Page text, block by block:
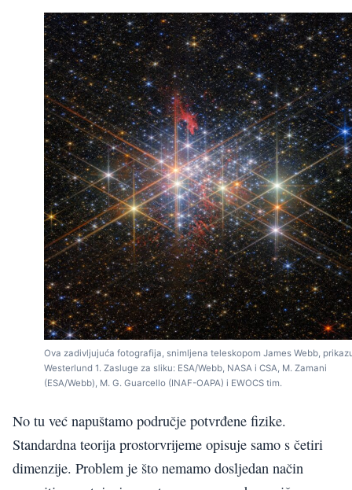
Ova zadivljujuća fotografija, snimljena teleskopom James Webb,
Westerlund 1. Zasluge za sliku: ESA/Webb, NASA i CSA, M. Zamani
(ESA/Webb), M. G. Guarcello (INAF-OAPA) i EWOCS tim.
No tu već napuštamo područje potvrđene fizike.
Standardna teorija prostorvrijeme opisuje samo s četiri
dimenzije. Problem je što nemamo dosljedan način